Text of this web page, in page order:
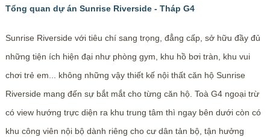
Tổng quan dự án Sunrise Riverside - Tháp G4
Sunrise Riverside với tiêu chí sang trọng, đẳng cấp, sở hữu đầy đủ
những tiện ích hiện đại như phòng gym, khu hồ bơi tràn, khu vui
chơi trẻ em... không những vậy thiết kế nội thất căn hộ Sunrise
Riverside mang đến sự bắt mắt cho từng căn hộ. Toà G4 ngoại trừ
có view hướng trực diện ra khu trung tâm thì ngay bên dưới còn có
khu công viên nội bộ dành riêng cho cư dân tản bộ, tận hưởng